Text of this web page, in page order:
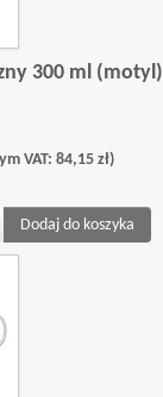
300 ml (motyl)
VAT: 84,15 zł)